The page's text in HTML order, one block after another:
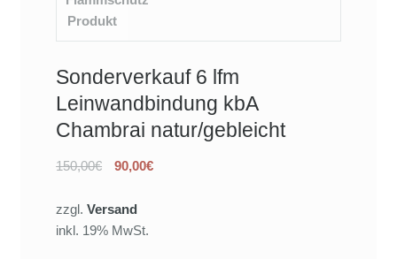
Sonderverkauf 6 lfm
Leinwandbindung kbA
Chambrai natur/gebleicht
150,00€ 90,00€
zzgl.Versand
inkl. 19% MwSt.